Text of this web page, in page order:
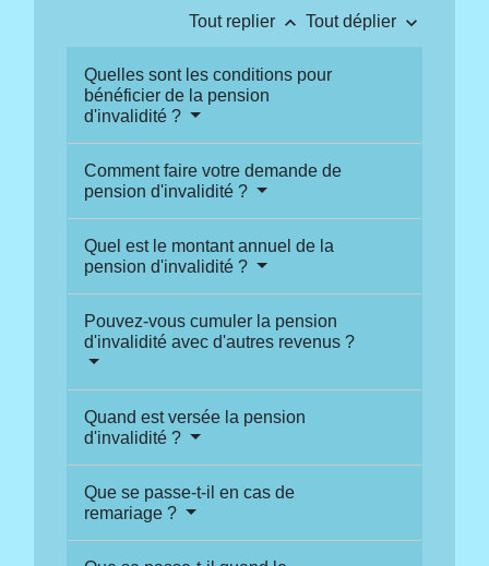
Tout replier keyboard_arrow_up Tout déplier keyboard_arrow_down
Quelles sont les conditions pour
bénéficier de la pension
d'invalidité ?
Comment faire votre demande de
pension d'invalidité ?
Quel est le montant annuel de la
pension d'invalidité ?
Pouvez-vous cumuler la pension
d'invalidité avec d'autres revenus ?
Quand est versée la pension
d'invalidité ?
Que se passe-t-il en cas de
remariage ?